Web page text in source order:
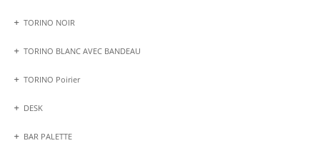
TORINO NOIR
TORINO BLANC AVEC BANDEAU
TORINO Poirier
DESK
BAR PALETTE